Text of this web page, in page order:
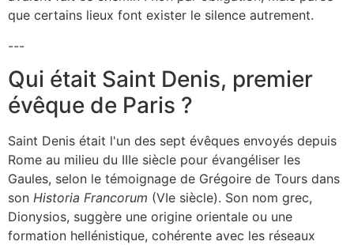
que certains lieux font exister le silence autrement.
---
Qui était Saint Denis, premier
évêque de Paris ?
Saint Denis était l'un des sept évêques envoyés depuis
Rome au milieu du IIIe siècle pour évangéliser les
Gaules, selon le témoignage de Grégoire de Tours dans
son Historia Francorum (VIe siècle). Son nom grec,
Dionysios, suggère une origine orientale ou une
formation hellénistique, cohérente avec les réseaux